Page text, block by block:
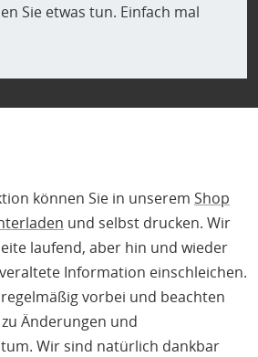
Sie etwas tun. Einfach mal
können Sie in unserem Shop
und selbst drucken. Wir
laufend, aber hin und wieder
Information einschleichen.
vorbei und beachten
Änderungen und
Wir sind natürlich dankbar